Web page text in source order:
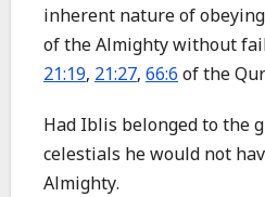
inherent nature of
of the Almighty without
21:19, 21:27, 66:6 of the
Had Iblis belonged to the
celestials he would not
Almighty.